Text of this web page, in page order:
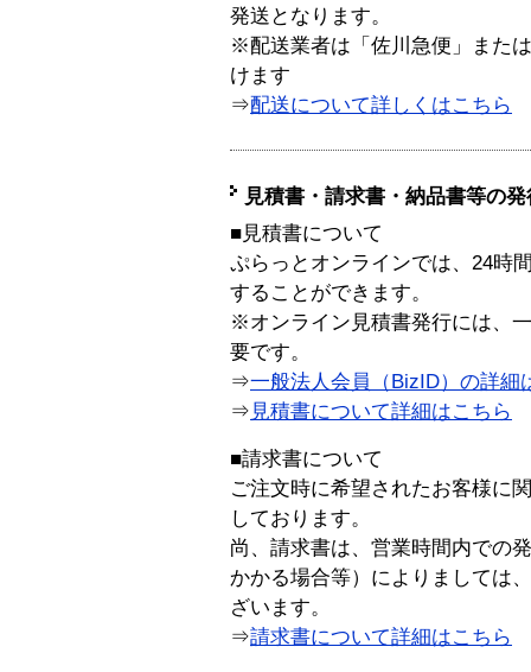
発送となります。
※配送業者は「佐川急便」また
けます
⇒配送について詳しくはこちら
見積書・請求書・納品書等の
■見積書について
ぷらっとオンラインでは、24時
することができます。
※オンライン見積書発行には、
要です。
⇒一般法人会員（BizID）の詳細
⇒ 見積書について詳細はこちら
■請求書について
ご注文時に希望されたお客様に
しております。
尚、請求書は、営業時間内での
かかる場合等）によりましては
ざいます。
⇒請求書について詳細はこちら